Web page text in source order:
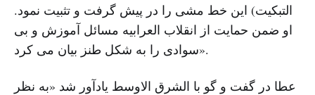
التبکیت) این خط مشی را در پیش گرفت و تثبیت نمود.
او ضمن حمایت از انقلاب العرابیه مسائل آموزش و بی
سوادی را به شکل طنز بیان می کرد».
عطا در گفت و گو با الشرق الاوسط یادآور شد «به نظر